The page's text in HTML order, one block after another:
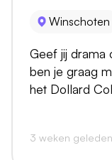
Winschoten
Geef jij drama
ben je graag
het Dollard
3 weken geleden